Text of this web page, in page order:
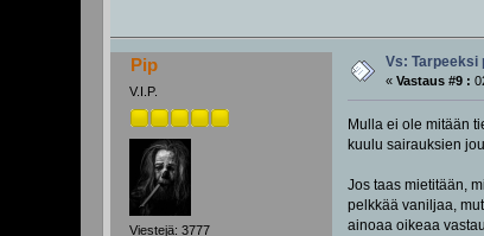
Pip
V.I.P.
Viestejä: 3777
Vs: Tarpeeksi
«Vastaus #9 :
Mulla ei ole mitään
kuulu sairauksien
Jos taas mietitään,
pelkkää vaniljaa,
ainoaa oikeaa